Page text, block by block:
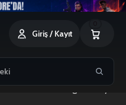
Giriş / Kayıt
5 sonucun tümü gösteriliyor